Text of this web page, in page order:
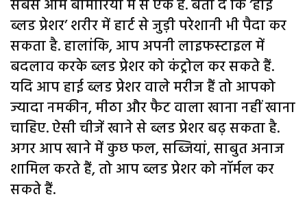
सबसे आम बीमारियों में से एक है. बता दें कि ‘हाई
ब्लड प्रेशर’ शरीर में हार्ट से जुड़ी परेशानी भी पैदा कर
सकता है. हालांकि, आप अपनी लाइफस्टाइल में
बदलाव करके ब्लड प्रेशर को कंट्रोल कर सकते हैं.
यदि आप हाई ब्लड प्रेशर वाले मरीज हैं तो आपको
ज्यादा नमकीन, मीठा और फैट वाला खाना नहीं खाना
चाहिए. ऐसी चीजें खाने से ब्लड प्रेशर बढ़ सकता है.
अगर आप खाने में कुछ फल, सब्जियां, साबुत अनाज
शामिल करते हैं, तो आप ब्लड प्रेशर को नॉर्मल कर
सकते हैं.